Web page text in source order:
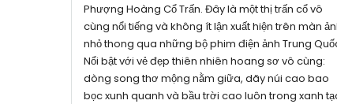
Phượng Hoàng Cổ Trấn. Đây là một thị trấn cổ vô
cùng nổi tiếng và không ít lận xuất hiện trên màn
nhỏ thong qua những bộ phim điện ảnh Trung
Nổi bật với vẻ đẹp thiên nhiên hoang sơ vô cùng:
dòng song thơ mộng nằm giữa, dãy núi cao bao
bọc xunh quanh và bầu trời cao luôn trong xanh